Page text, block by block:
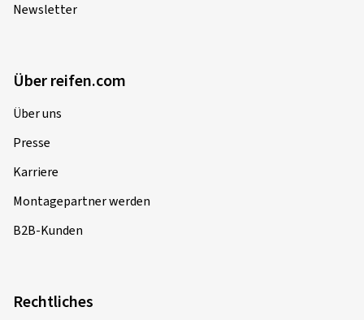
Newsletter
Über reifen.com
Über uns
Presse
Karriere
Montagepartner werden
B2B-Kunden
Rechtliches